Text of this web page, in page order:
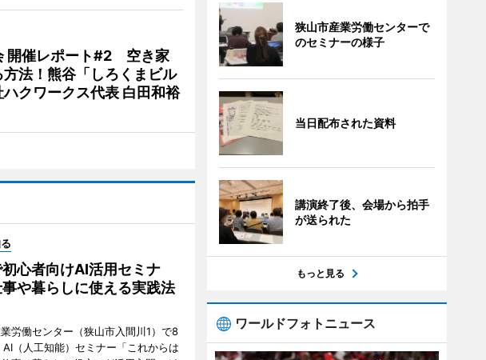
開催レポート#2 空き家
法！熊谷「しろくまビル
クワークス代表 白田和裕
心者向けAI活用セミナ
や暮らしに使える実践法
労働センター（狭山市入間川1）で8
AI（人工知能）セミナー「これからは
狭山市産業労働センターで
のセミナーの様子
当日配布された資料
講演終了後、会場から拍手
が送られた
もっと見る
ワールドフォトニュース